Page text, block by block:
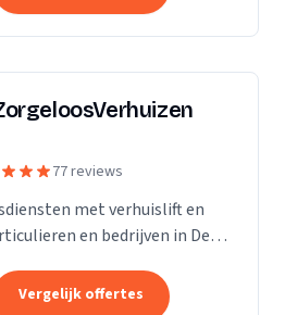
77 reviews
met verhuislift en
en bedrijven in Den
Vergelijk offertes